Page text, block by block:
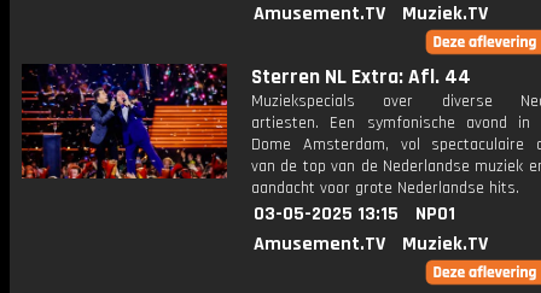
Amusement.TV
Muziek.TV
Sterren NL Extra: Afl. 44
Muziekspecials over diverse
artiesten. Een symfonische avond in
Dome Amsterdam, vol spectaculaire
van de top van de Nederlandse muziek
aandacht voor grote Nederlandse hits.
03-05-2025 13:15
NPO1
Amusement.TV
Muziek.TV